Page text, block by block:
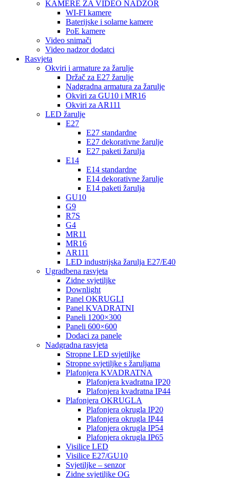
KAMERE ZA VIDEO NADZOR
WI-FI kamere
Baterijske i solarne kamere
PoE kamere
Video snimači
Video nadzor dodatci
Rasvjeta
Okviri i armature za žarulje
Držač za E27 žarulje
Nadgradna armatura za žarulje
Okviri za GU10 i MR16
Okviri za AR111
LED žarulje
E27
E27 standardne
E27 dekorativne žarulje
E27 paketi žarulja
E14
E14 standardne
E14 dekorativne žarulje
E14 paketi žarulja
GU10
G9
R7S
G4
MR11
MR16
AR111
LED industrijska žarulja E27/E40
Ugradbena rasvjeta
Zidne svjetiljke
Downlight
Panel OKRUGLI
Panel KVADRATNI
Paneli 1200×300
Paneli 600×600
Dodaci za panele
Nadgradna rasvjeta
Stropne LED svjetiljke
Stropne svjetiljke s žaruljama
Plafonjera KVADRATNA
Plafonjera kvadratna IP20
Plafonjera kvadratna IP44
Plafonjera OKRUGLA
Plafonjera okrugla IP20
Plafonjera okrugla IP44
Plafonjera okrugla IP54
Plafonjera okrugla IP65
Visilice LED
Visilice E27/GU10
Svjetiljke – senzor
Zidne svjetiljke OG